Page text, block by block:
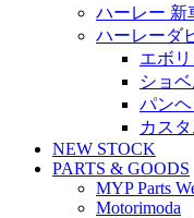
ハーレー 新
ハーレーダ
エボ
ショ
パン
カス
NEW STOCK
PARTS & GOODS
MYP Parts
Motorimoda